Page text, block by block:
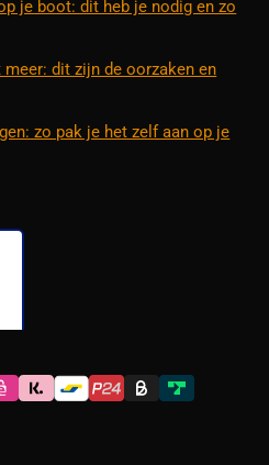
je boot: dit heb je nodig en zo
dit zijn de oorzaken en
zo pak je het zelf aan op je